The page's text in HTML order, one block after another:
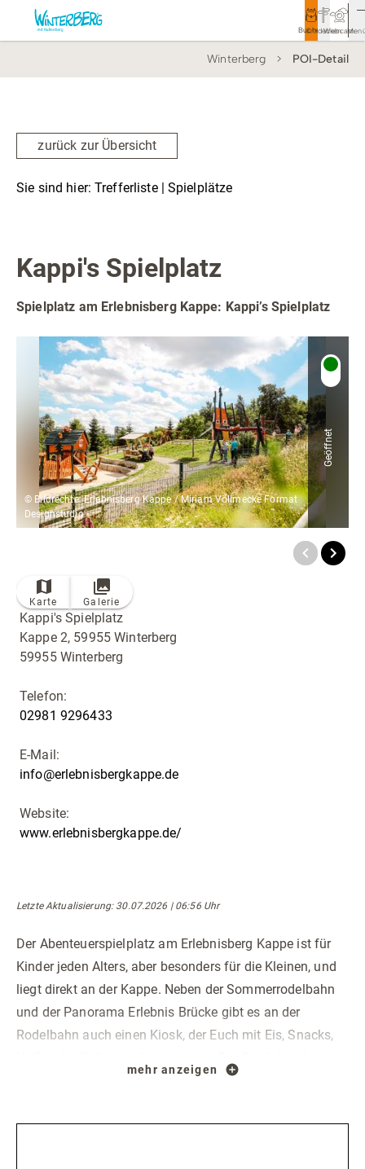
Buchen
Entdecken
Webcam
Rathaus
Vor Ort & Aktuelles
Veranstaltungen
Wandern
Radfahren
Tourenportal
Tourist-Information
Winterberg POI-Detail
zurück zur Übersicht
Sie sind hier: Trefferliste | Spielplätze
Kappi's Spielplatz
Spielplatz am Erlebnisberg Kappe: Kappi’s Spielplatz
© Bildrechte: Erlebnisberg Kappe / Miriam Völlmecke Format
Designstudio
Geöffnet
Karte Galerie
Kappi's Spielplatz
Kappe 2, 59955 Winterberg
59955 Winterberg
Telefon:
02981 9296433
E-Mail:
info@erlebnisbergkappe.de
Website:
www.erlebnisbergkappe.de/
Letzte Aktualisierung: 30.07.2026 | 06:56 Uhr
Der Abenteuerspielplatz am Erlebnisberg Kappe ist für
Kinder jeden Alters, aber besonders für die Kleinen, und
liegt direkt an der Kappe. Neben der Sommerrodelbahn
und der Panorama Erlebnis Brücke gibt es an der
Rodelbahn auch einen Kiosk, der Euch mit Eis, Snacks,
natürlich rundherum abgesichert, sodass die Kinder frei
Balancieranlagen – hier könnt Ihr alles ausprobieren.
mehr anzeigen